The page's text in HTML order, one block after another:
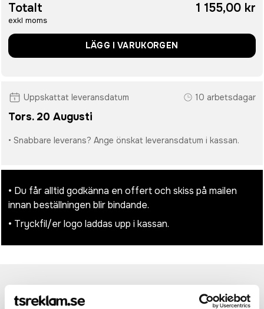
Totalt
exkl moms
1 155,00 kr
LÄGG I VARUKORGEN
Uppskattat leveransdatum 10 arbetsdagar
Tors. 20 Augusti
• Snabbare leverans? Ange önskat leveransdatum i kassan.
• Du får alltid godkänna en offert och skiss på mailen
innan beställningen blir bindande.
• Tryckfil/er logo laddas upp i kassan.
Produktinformation Recensioner (954st)